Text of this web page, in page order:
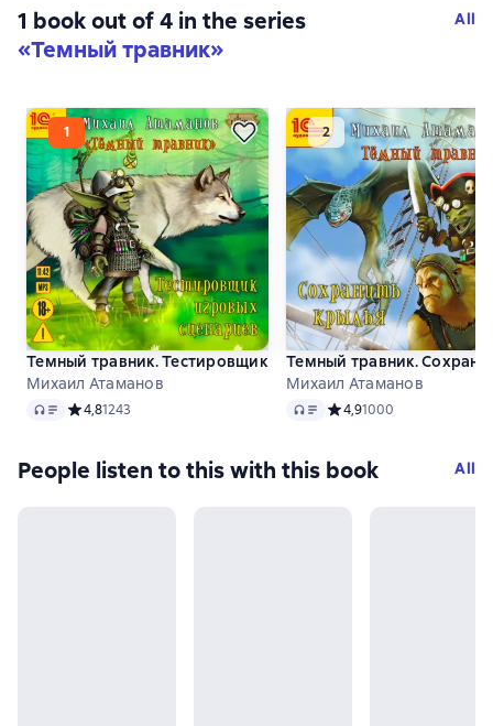
1 book out of 4 in the series
«Темный травник»
All
Темный травник. Тестировщик игровых сценариев
Михаил Атаманов
Audio Средний рейтинг 4,8 на основе 1243 оценок
4,81243
Темный травник.
Михаил Атаманов
Audio Средний рейтинг 4,9 на
4,91000
People listen to this with this book All